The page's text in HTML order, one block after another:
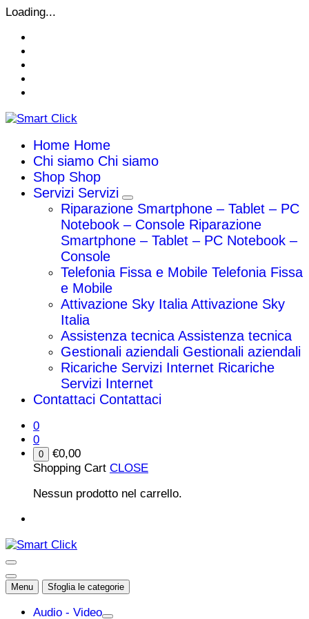
Vai
contenuto
Loading...
Home Home
Chi siamo Chi siamo
Shop Shop
Servizi Servizi
Riparazione Smartphone – Tablet – PC
Notebook – Console Riparazione
Smartphone – Tablet – PC Notebook –
Console
Telefonia Fissa e Mobile Telefonia Fissa
e Mobile
Attivazione Sky Italia Attivazione Sky
Italia
Assistenza tecnica Assistenza tecnica
Gestionali aziendali Gestionali aziendali
Ricariche Servizi Internet Ricariche
Servizi Internet
Contattaci Contattaci
0
0
0 €0,00
Shopping Cart CLOSE
Nessun prodotto nel carrello.
Menu Sfoglia le categorie
Audio - Video